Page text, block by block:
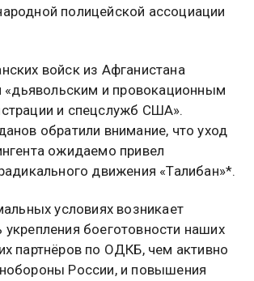
полицейской ассоциации
войск из Афганистана
«дьявольским и провокационным
и спецслужб США».
обратили внимание, что уход
ожидаемо привел
движения «Талибан»*.
условиях возникает
боеготовности наших
партнёров по ОДКБ, чем активно
России, и повышения